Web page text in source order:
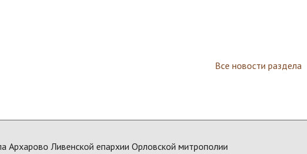
Все новости раздела
Архарово Ливенской епархии Орловской митрополии